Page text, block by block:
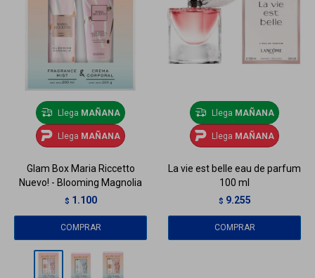
Llega MAÑANA
Llega MAÑANA
Glam Box Maria Riccetto
Nuevo! - Blooming Magnolia
$ 1.100
Llega MAÑANA
Llega MAÑANA
La vie est belle eau de parfum
100 ml
$ 9.255